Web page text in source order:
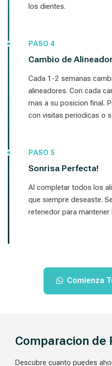
los dientes.
PASO 4
Cambio de
Cada 1-2 semanas
alineadores. Con cada
mas a su posicion final.
con visitas periodicas o
PASO 5
Sonrisa Perfecta!
Al completar todos los
que siempre deseaste.
retenedor para
Comienza
Comparacion de
Descubre cuanto puedes